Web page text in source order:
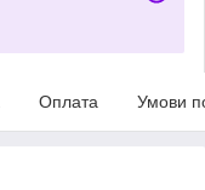
Оплата Умови